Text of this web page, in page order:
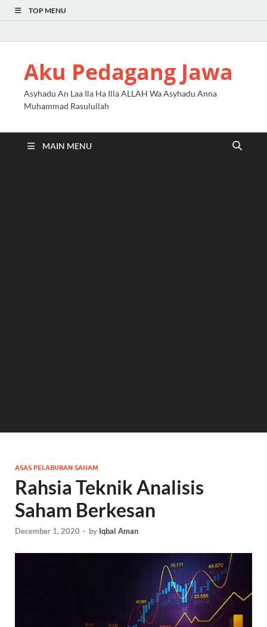
TOP MENU
Aku Pedagang Jawa
Asyhadu An Laa Ila Ha Illa ALLAH Wa Asyhadu Anna
Muhammad Rasulullah
MAIN MENU
ASAS PELABURAN SAHAM
Rahsia Teknik Analisis
Saham Berkesan
December 1, 2020 - by Iqbal Aman